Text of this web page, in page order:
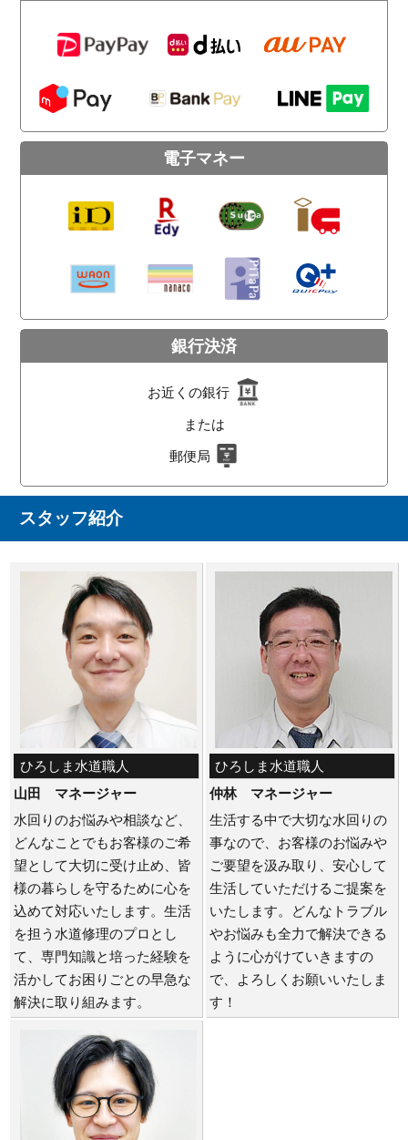
電子マネー
銀行決済
お近くの銀行
または
郵便局
スタッフ紹介
ひろしま水道職人
山田 マネージャー
水回りのお悩みや相談など、
どんなことでもお客様のご希
望として大切に受け止め、皆
様の暮らしを守るために心を
込めて対応いたします。生活
を担う水道修理のプロとし
て、専門知識と培った経験を
活かしてお困りごとの早急な
解決に取り組みます。
ひろしま水道職人
仲林 マネージャー
生活する中で大切な水回りの
事なので、お客様のお悩みや
ご要望を汲み取り、安心して
生活していただけるご提案を
いたします。どんなトラブル
やお悩みも全力で解決できる
ように心がけていきますの
で、よろしくお願いいたしま
す！